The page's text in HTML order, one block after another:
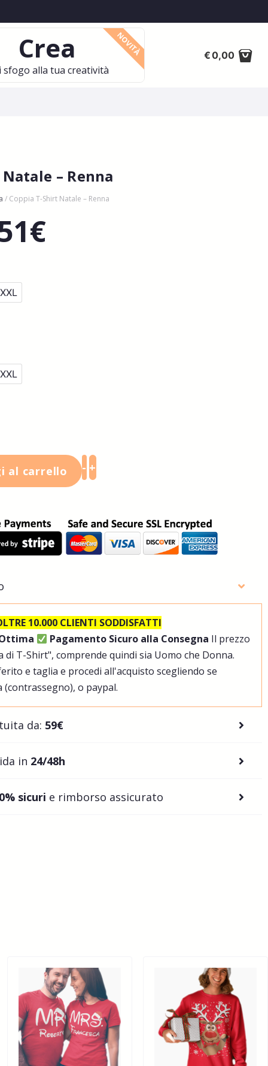
Crea
sfogo alla tua creatività
NOVITÀ 0,00
€
– Renna
/ Coppia T-Shirt Natale – Renna
€
XXL
XXL
- +
al carrello
10.000 CLIENTI SODDISFATTI
Pagamento Sicuro alla Consegna Il prezzo
di T-Shirt", comprende quindi sia Uomo che Donna.
e taglia e procedi all'acquisto scegliendo se
o paypal.
da: 59€
in 24/48h
sicuri e rimborso assicurato